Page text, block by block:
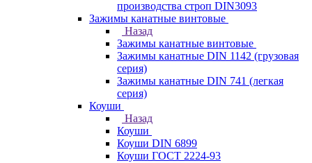
производства строп DIN3093
Зажимы канатные винтовые
Назад
Зажимы канатные винтовые
Зажимы канатные DIN 1142 (грузовая
серия)
Зажимы канатные DIN 741 (легкая
серия)
Коуши
Назад
Коуши
Коуши DIN 6899
Коуши ГОСТ 2224-93